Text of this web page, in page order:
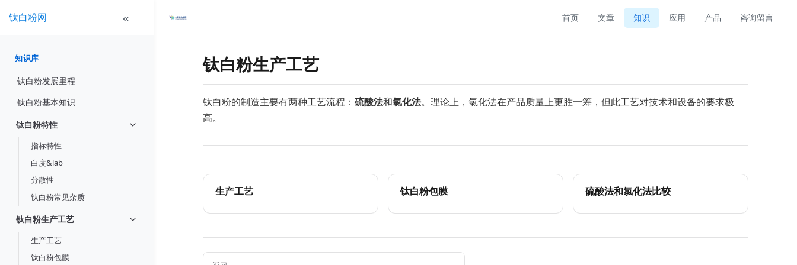
钛白粉网 «
知识库
钛白粉发展里程
钛白粉基本知识
钛白粉特性
指标特性
白度&lab
分散性
钛白粉常见杂质
钛白粉生产工艺
生产工艺
钛白粉包膜
首页 文章 知识 应用 产品 咨询留言
钛白粉生产工艺
钛白粉的制造主要有两种工艺流程： 硫酸法和氯化法。理论上，氯化法在产品质量上更胜一筹，但此工艺对技术和设备的要求极
高。
生产工艺 钛白粉包膜 硫酸法和氯化法比较